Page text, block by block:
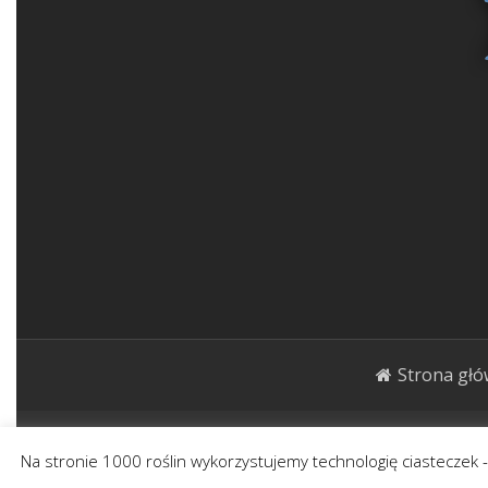
Strona
1000roślin.pl Strona ma charakter
Na stronie 1000 roślin wykorzystujemy technologię ciasteczek